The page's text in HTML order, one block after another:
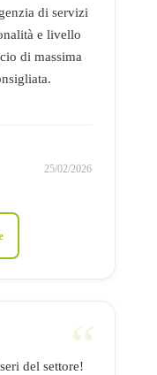
di servizi
e livello
di massima
25/02/2026
del settore!